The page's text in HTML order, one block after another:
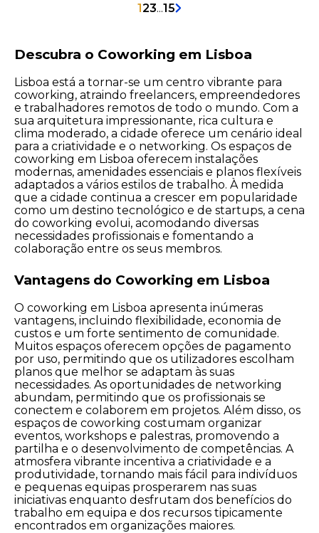
123...15
Descubra o Coworking em Lisboa
Lisboa está a tornar-se um centro vibrante para
coworking, atraindo freelancers, empreendedores
e trabalhadores remotos de todo o mundo. Com a
sua arquitetura impressionante, rica cultura e
clima moderado, a cidade oferece um cenário ideal
para a criatividade e o networking. Os espaços de
coworking em Lisboa oferecem instalações
modernas, amenidades essenciais e planos flexíveis
adaptados a vários estilos de trabalho. À medida
que a cidade continua a crescer em popularidade
como um destino tecnológico e de startups, a cena
do coworking evolui, acomodando diversas
necessidades profissionais e fomentando a
colaboração entre os seus membros.
Vantagens do Coworking em Lisboa
O coworking em Lisboa apresenta inúmeras
vantagens, incluindo flexibilidade, economia de
custos e um forte sentimento de comunidade.
Muitos espaços oferecem opções de pagamento
por uso, permitindo que os utilizadores escolham
planos que melhor se adaptam às suas
necessidades. As oportunidades de networking
abundam, permitindo que os profissionais se
conectem e colaborem em projetos. Além disso, os
espaços de coworking costumam organizar
eventos, workshops e palestras, promovendo a
partilha e o desenvolvimento de competências. A
atmosfera vibrante incentiva a criatividade e a
produtividade, tornando mais fácil para indivíduos
e pequenas equipas prosperarem nas suas
iniciativas enquanto desfrutam dos benefícios do
trabalho em equipa e dos recursos tipicamente
encontrados em organizações maiores.